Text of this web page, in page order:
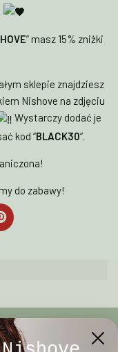
” masz 15% zniżki
sklepie znajdziesz
Nishove na zdjęciu
Wystarczy dodać je
kod “BLACK30“.
do zabawy!